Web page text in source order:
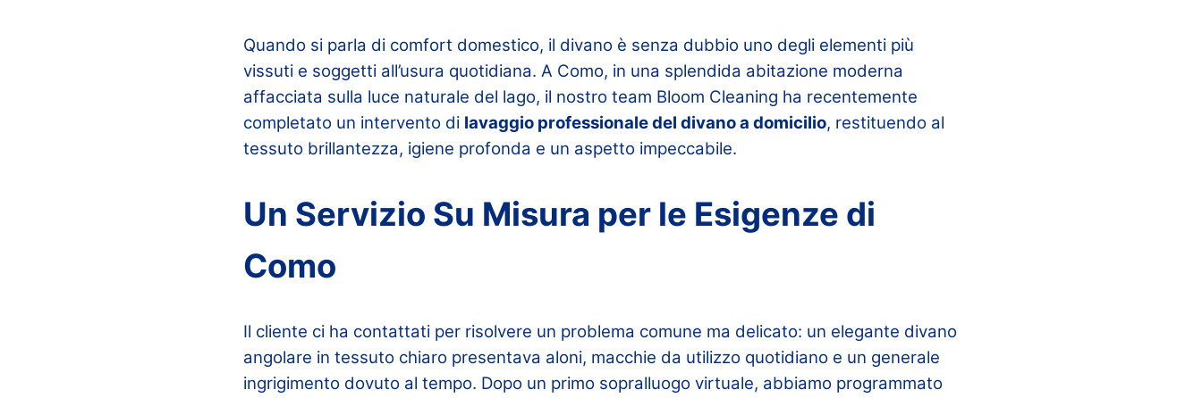
Quando si parla di comfort domestico, il divano è senza dubbio uno degli elementi più
vissuti e soggetti all’usura quotidiana. A Como, in una splendida abitazione moderna
affacciata sulla luce naturale del lago, il nostro team Bloom Cleaning ha recentemente
completato un intervento di lavaggio professionale del divano a domicilio, restituendo al
tessuto brillantezza, igiene profonda e un aspetto impeccabile.
Un Servizio Su Misura per le Esigenze di
Como
Il cliente ci ha contattati per risolvere un problema comune ma delicato: un elegante divano
angolare in tessuto chiaro presentava aloni, macchie da utilizzo quotidiano e un generale
ingrigimento dovuto al tempo. Dopo un primo sopralluogo virtuale, abbiamo programmato